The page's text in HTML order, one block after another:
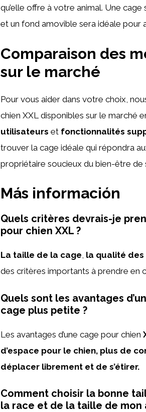
qu’elle offre à votre animal. Une
et un fond amovible sera idéale pour
Comparaison des
sur le marché
Pour vous aider dans votre choix,
chien XXL disponibles sur le marché
utilisateurs et fonctionnalités
trouver la cage idéale qui répondra
propriétaire soucieux du bien-être de
Más información
Quels critères devrais-je
pour chien XXL ?
La taille de la cage, la qualité
des critères importants à prendre en
Quels sont les avantages
cage plus petite ?
Les avantages d’une cage pour chien
d’espace pour le chien, plus de
déplacer librement et de s’étirer.
Comment choisir la bonne
la race et de la taille de mon